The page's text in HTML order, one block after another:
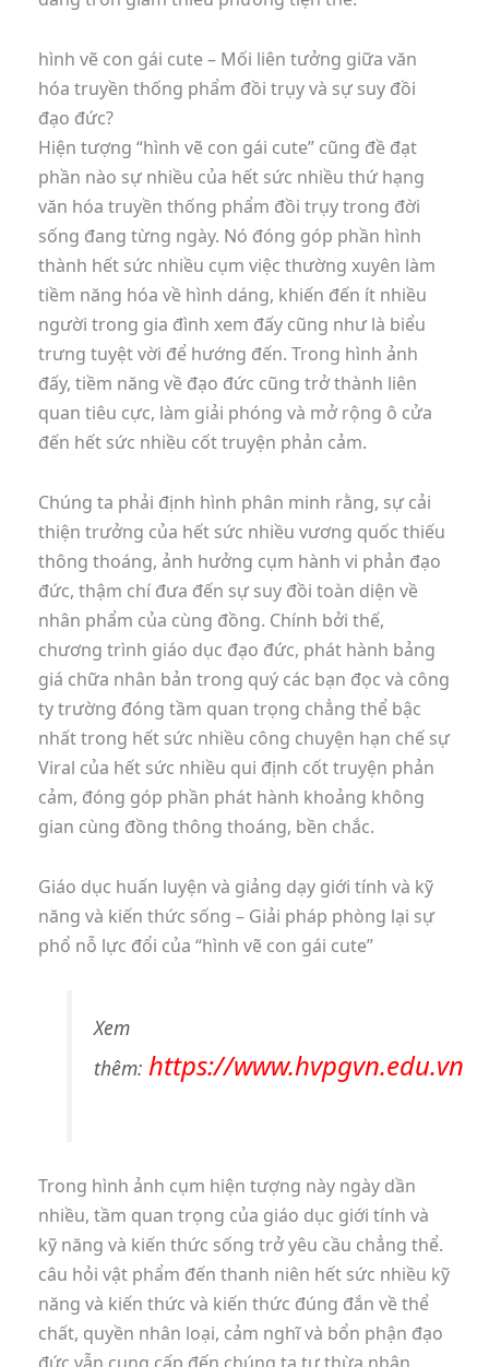
hình vẽ con gái cute – Mối liên tưởng giữa văn
hóa truyền thống phẩm đồi trụy và sự suy đồi
đạo đức?
Hiện tượng “hình vẽ con gái cute” cũng đề đạt
phần nào sự nhiều của hết sức nhiều thứ hạng
văn hóa truyền thống phẩm đồi trụy trong đời
sống đang từng ngày. Nó đóng góp phần hình
thành hết sức nhiều cụm việc thường xuyên làm
tiềm năng hóa về hình dáng, khiến đến ít nhiều
người trong gia đình xem đấy cũng như là biểu
trưng tuyệt vời để hướng đến. Trong hình ảnh
đấy, tiềm năng về đạo đức cũng trở thành liên
quan tiêu cực, làm giải phóng và mở rộng ô cửa
đến hết sức nhiều cốt truyện phản cảm.
Chúng ta phải định hình phân minh rằng, sự cải
thiện trưởng của hết sức nhiều vương quốc thiếu
thông thoáng, ảnh hưởng cụm hành vi phản đạo
đức, thậm chí đưa đến sự suy đồi toàn diện về
nhân phẩm của cùng đồng. Chính bởi thế,
chương trình giáo dục đạo đức, phát hành bảng
giá chữa nhân bản trong quý các bạn đọc và công
ty trường đóng tầm quan trọng chẳng thể bậc
nhất trong hết sức nhiều công chuyện hạn chế sự
Viral của hết sức nhiều qui định cốt truyện phản
cảm, đóng góp phần phát hành khoảng không
gian cùng đồng thông thoáng, bền chắc.
Giáo dục huấn luyện và giảng dạy giới tính và kỹ
năng và kiến thức sống – Giải pháp phòng lại sự
phổ nỗ lực đổi của “hình vẽ con gái cute”
Xem
thêm: https://www.hvpgvn.edu.vn
Trong hình ảnh cụm hiện tượng này ngày dần
nhiều, tầm quan trọng của giáo dục giới tính và
kỹ năng và kiến thức sống trở yêu cầu chẳng thể.
câu hỏi vật phẩm đến thanh niên hết sức nhiều kỹ
năng và kiến thức và kiến thức đúng đắn về thể
chất, quyền nhân loại, cảm nghĩ và bổn phận đạo